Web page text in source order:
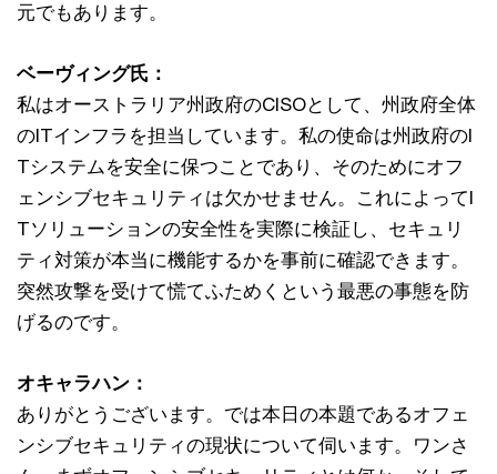
元でもあります。
ベーヴィング氏：
私はオーストラリア州政府のCISOとして、州政府全体
のITインフラを担当しています。私の使命は州政府のI
Tシステムを安全に保つことであり、そのためにオフ
ェンシブセキュリティは欠かせません。これによってI
Tソリューションの安全性を実際に検証し、セキュリ
ティ対策が本当に機能するかを事前に確認できます。
突然攻撃を受けて慌てふためくという最悪の事態を防
げるのです。
オキャラハン：
ありがとうございます。では本日の本題であるオフェ
ンシブセキュリティの現状について伺います。ワンさ